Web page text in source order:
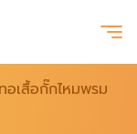
อเสื้อกั๊กไหมพรม